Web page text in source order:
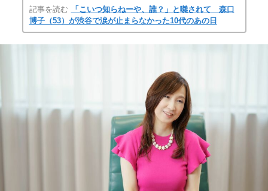
記事を読む
「こいつ知らねーや、誰？」と囃されて 森口
博子（53）が渋谷で涙が止まらなかった10代のあの日